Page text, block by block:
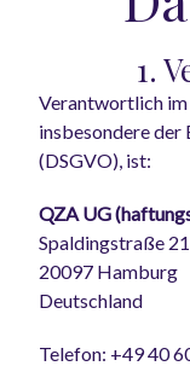
1.
Verantwortlich im
insbesondere
(DSGVO), ist:
QZA UG
Spaldingstraße
20097 Hamburg
Deutschland
Telefon: +49 40